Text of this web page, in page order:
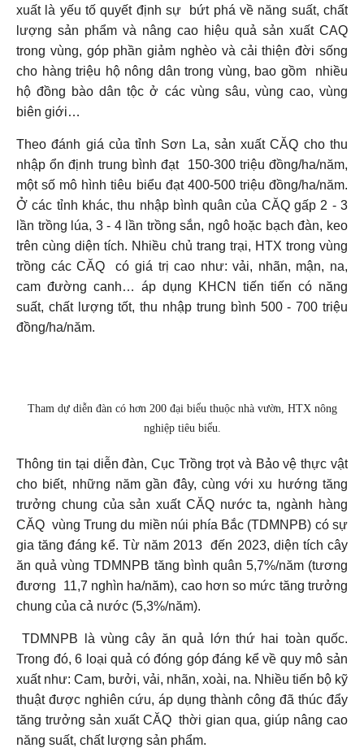
xuất là yếu tố quyết định sự bứt phá về năng suất, chất
lượng sản phẩm và nâng cao hiệu quả sản xuất CAQ
trong vùng, góp phần giảm nghèo và cải thiện đời sống
cho hàng triệu hộ nông dân trong vùng, bao gồm nhiều
hộ đồng bào dân tộc ở các vùng sâu, vùng cao, vùng
biên giới…
Theo đánh giá của tỉnh Sơn La, sản xuất CĂQ cho thu
nhập ổn định trung bình đạt 150-300 triệu đồng/ha/năm,
một số mô hình tiêu biểu đạt 400-500 triệu đồng/ha/năm.
Ở các tỉnh khác, thu nhập bình quân của CĂQ gấp 2 - 3
lần trồng lúa, 3 - 4 lần trồng sắn, ngô hoặc bạch đàn, keo
trên cùng diện tích. Nhiều chủ trang trại, HTX trong vùng
trồng các CĂQ có giá trị cao như: vải, nhãn, mận, na,
cam đường canh… áp dụng KHCN tiến tiến có năng
suất, chất lượng tốt, thu nhập trung bình 500 - 700 triệu
đồng/ha/năm.
Tham dự diễn đàn có hơn 200 đại biểu thuộc nhà vườn, HTX nông
nghiệp tiêu biểu.
Thông tin tại diễn đàn, Cục Trồng trọt và Bảo vệ thực vật
cho biết, những năm gần đây, cùng với xu hướng tăng
trưởng chung của sản xuất CĂQ nước ta, ngành hàng
CĂQ vùng Trung du miền núi phía Bắc (TDMNPB) có sự
gia tăng đáng kể. Từ năm 2013 đến 2023, diện tích cây
ăn quả vùng TDMNPB tăng bình quân 5,7%/năm (tương
đương 11,7 nghìn ha/năm), cao hơn so mức tăng trưởng
chung của cả nước (5,3%/năm).
TDMNPB là vùng cây ăn quả lớn thứ hai toàn quốc.
Trong đó, 6 loại quả có đóng góp đáng kể về quy mô sản
xuất như: Cam, bưởi, vải, nhãn, xoài, na. Nhiều tiến bộ kỹ
thuật được nghiên cứu, áp dụng thành công đã thúc đẩy
tăng trưởng sản xuất CĂQ thời gian qua, giúp nâng cao
năng suất, chất lượng sản phẩm.